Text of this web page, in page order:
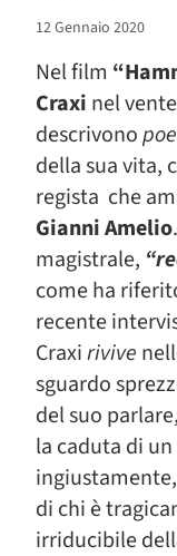
12 Gennaio 2020
Nel film
Craxi nel
descrivono
della sua vita,
regista che
Gianni Amelio
magistrale,
come ha
recente
Craxirivive
sguardo
del suo
la caduta di
di chi è
irriducibile